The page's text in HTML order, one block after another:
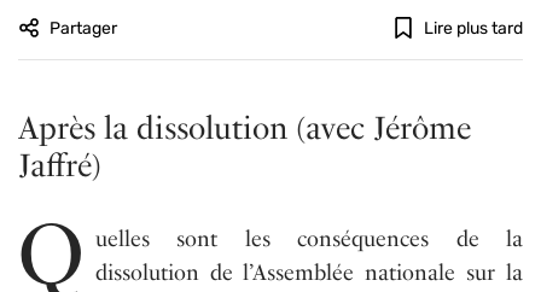
Partager Lire plus tard
Après la dissolution (avec Jérôme
Jaffré)
Q uelles sont les conséquences de la
dissolution de l’Assemblée nationale sur la